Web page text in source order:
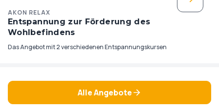
AKON RELAX
Entspannung zur Förderung des
Wohlbefindens
Das Angebot mit 2 verschiedenen Entspannungskursen
Alle Angebote